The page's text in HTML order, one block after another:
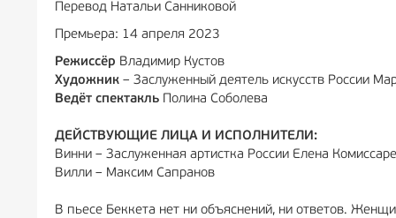
Перевод Натальи Санниковой
Премьера: 14 апреля 2023
Режиссёр Владимир Кустов
Художник – Заслуженный деятель искусств России
Ведёт спектакль Полина Соболева
ДЕЙСТВУЮЩИЕ ЛИЦА И ИСПОЛНИТЕЛИ:
Винни – Заслуженная артистка России Елена
Вилли – Максим Сапранов
В пьесе Беккета нет ни объяснений, ни ответов.